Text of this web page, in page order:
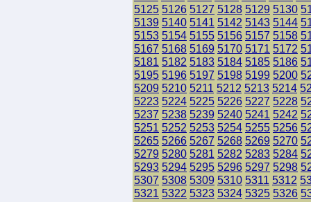
5125 5126 5127 5128 5129 5130
5139 5140 5141 5142 5143 5144
5153 5154 5155 5156 5157 5158
5167 5168 5169 5170 5171 5172
5181 5182 5183 5184 5185 5186
5195 5196 5197 5198 5199 5200
5209 5210 5211 5212 5213 5214
5223 5224 5225 5226 5227 5228
5237 5238 5239 5240 5241 5242
5251 5252 5253 5254 5255 5256
5265 5266 5267 5268 5269 5270
5279 5280 5281 5282 5283 5284
5293 5294 5295 5296 5297 5298
5307 5308 5309 5310 5311 5312
5321 5322 5323 5324 5325 5326